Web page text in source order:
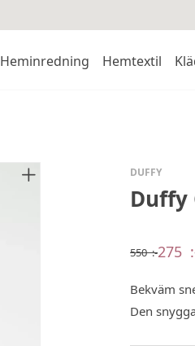
Heminredning Hemtextil
DUFFY
Duffy
550:-
Det
var:
550 :-.
275
Det
är:
275 :-.
Bekväm
Den